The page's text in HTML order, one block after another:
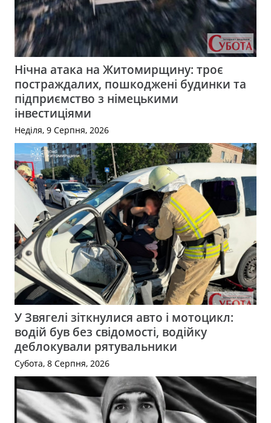
Нічна атака на Житомирщину: троє
постраждалих, пошкоджені будинки та
підприємство з німецькими
інвестиціями
Неділя, 9 Серпня, 2026
У Звягелі зіткнулися авто і мотоцикл:
водій був без свідомості, водійку
деблокували рятувальники
Субота, 8 Серпня, 2026